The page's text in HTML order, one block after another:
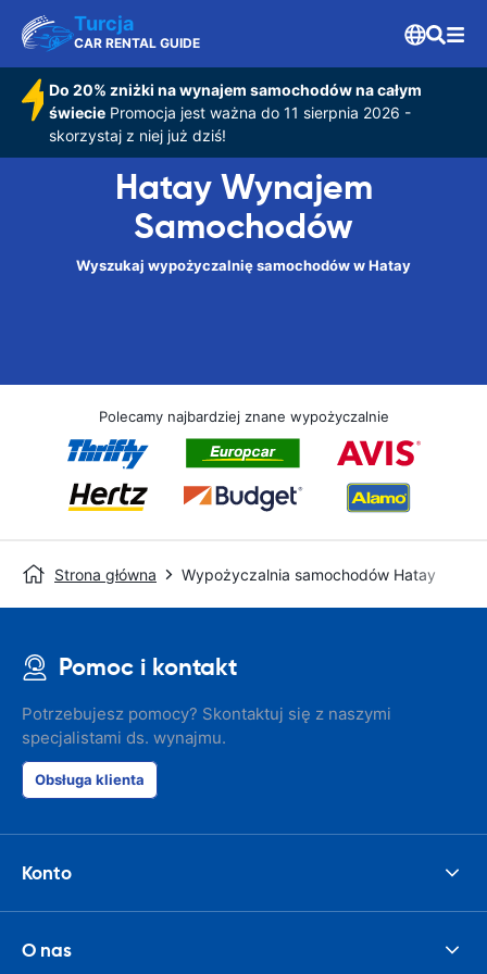
Turcja
CAR RENTAL GUIDE
Do 20% zniżki na wynajem samochodów na całym
świeciePromocja jest ważna do 11 sierpnia 2026 -
skorzystaj z niej już dziś!
Hatay Wynajem
Samochodów
Wyszukaj wypożyczalnię samochodów w Hatay
Polecamy najbardziej znane wypożyczalnie
Strona główna Wypożyczalnia samochodów Hatay
Pomoc i kontakt
Potrzebujesz pomocy? Skontaktuj się z naszymi
specjalistami ds. wynajmu.
Obsługa klienta
Konto
O nas